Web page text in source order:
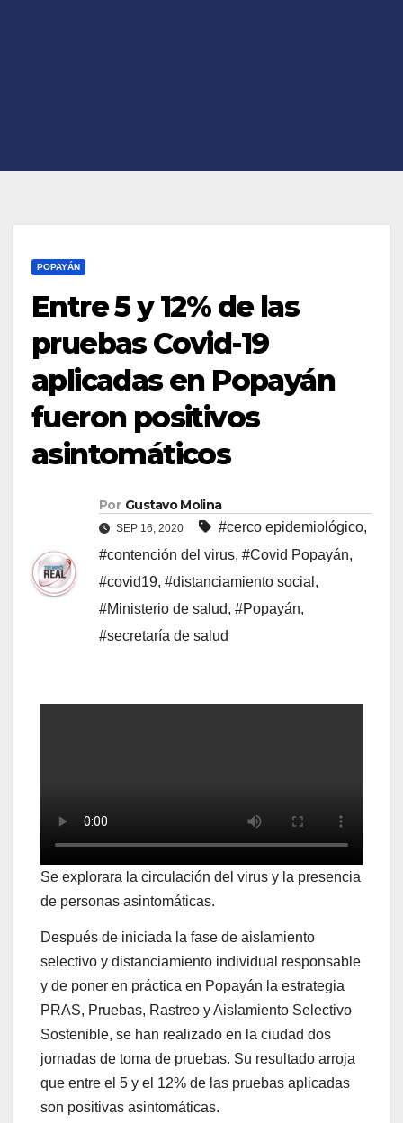
POPAYÁN
Entre 5 y 12% de las
pruebas Covid-19
aplicadas en Popayán
fueron positivos
asintomáticos
Por Gustavo Molina
SEP 16, 2020 #cerco epidemiológico,
#contención del virus, #Covid Popayán,
#covid19, #distanciamiento social ,
#Ministerio de salud, #Popayán,
#secretaría de salud
Se explorara la circulación del virus y la presencia
de personas asintomáticas.
Después de iniciada la fase de aislamiento
selectivo y distanciamiento individual responsable
y de poner en práctica en Popayán la estrategia
PRAS, Pruebas, Rastreo y Aislamiento Selectivo
Sostenible, se han realizado en la ciudad dos
jornadas de toma de pruebas. Su resultado arroja
que entre el 5 y el 12% de las pruebas aplicadas
son positivas asintomáticas.